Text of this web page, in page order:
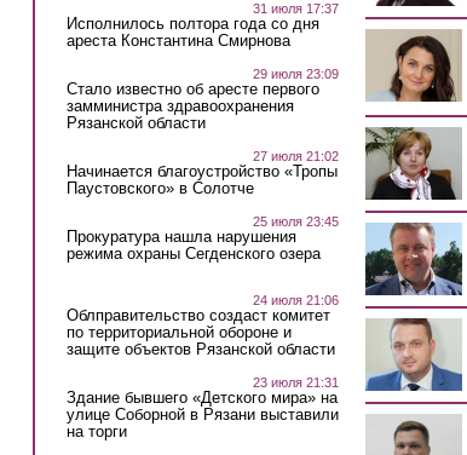
31 июля 17:37
Исполнилось полтора года со дня
ареста Константина Смирнова
29 июля 23:09
Стало известно об аресте первого
замминистра здравоохранения
Рязанской области
27 июля 21:02
Начинается благоустройство «Тропы
Паустовского» в Солотче
25 июля 23:45
Прокуратура нашла нарушения
режима охраны Сегденского озера
24 июля 21:06
Облправительство создаст комитет
по территориальной обороне и
защите объектов Рязанской области
23 июля 21:31
Здание бывшего «Детского мира» на
улице Соборной в Рязани выставили
на торги